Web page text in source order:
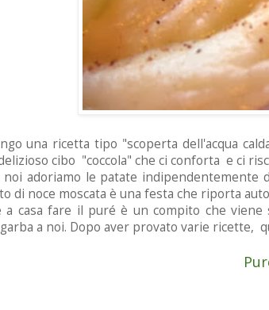
una ricetta tipo "scoperta dell'acqua
cibo "coccola" che ci conforta e ci
noi adoriamo le patate indipendentemente
di noce moscata è una festa che riporta
a casa fare il puré è un compito che
a noi. Dopo aver provato varie ricette,